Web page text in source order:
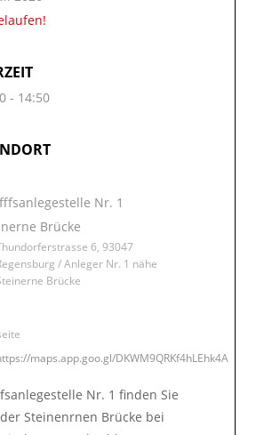
- 14:50
Nr. 1
Brücke
6, 93047
/ Anleger Nr. 1 nähe
Brücke
maps.app.goo.gl/DKWM9QRKf4hLEhk4A
Nr. 1 finden Sie
Steinenrnen Brücke bei